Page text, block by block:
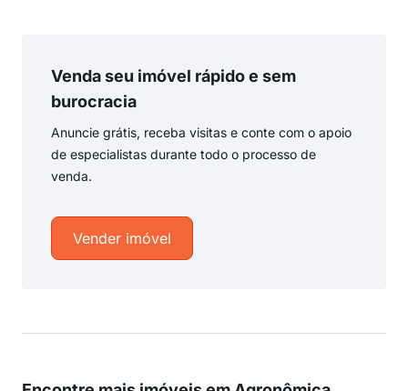
Venda seu imóvel rápido e sem
burocracia
Anuncie grátis, receba visitas e conte com o apoio
de especialistas durante todo o processo de
venda.
Vender imóvel